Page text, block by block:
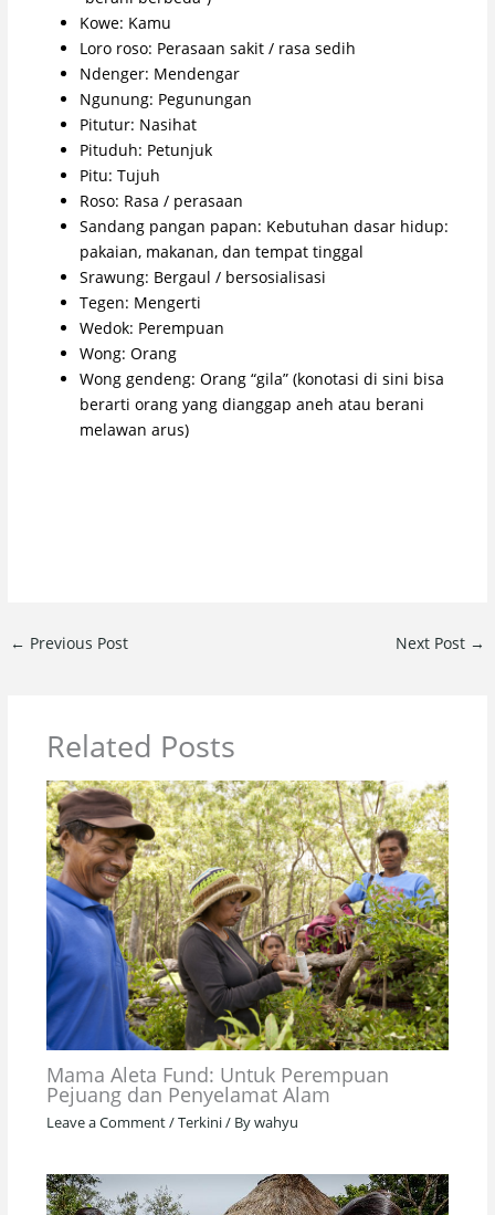
Kowe: Kamu
Loro roso: Perasaan sakit / rasa sedih
Ndenger: Mendengar
Ngunung: Pegunungan
Pitutur: Nasihat
Pituduh: Petunjuk
Pitu: Tujuh
Roso: Rasa / perasaan
Sandang pangan papan: Kebutuhan dasar hidup:
pakaian, makanan, dan tempat tinggal
Srawung: Bergaul / bersosialisasi
Tegen: Mengerti
Wedok: Perempuan
Wong: Orang
Wong gendeng: Orang “gila” (konotasi di sini bisa
berarti orang yang dianggap aneh atau berani
melawan arus)
← Previous Post Next Post →
Related Posts
Mama Aleta Fund: Untuk Perempuan
Pejuang dan Penyelamat Alam
Leave a Comment/Terkini/ Bywahyu